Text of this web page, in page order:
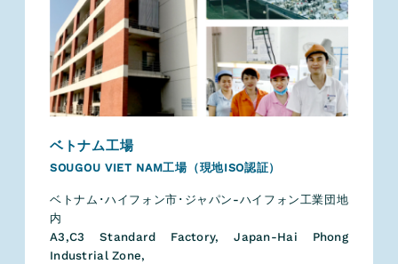
ベトナム工場
SOUGOU VIET NAM工場（現地ISO認証）
ベトナム･ハイフォン市･ジャパン-ハイフォン工業団地
内
A3,C3 Standard Factory, Japan-Hai Phong
Industrial Zone,